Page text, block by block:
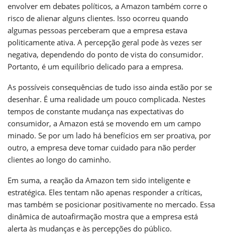
envolver em debates políticos, a Amazon também corre o
risco de alienar alguns clientes. Isso ocorreu quando
algumas pessoas perceberam que a empresa estava
politicamente ativa. A percepção geral pode às vezes ser
negativa, dependendo do ponto de vista do consumidor.
Portanto, é um equilíbrio delicado para a empresa.
As possíveis consequências de tudo isso ainda estão por se
desenhar. É uma realidade um pouco complicada. Nestes
tempos de constante mudança nas expectativas do
consumidor, a Amazon está se movendo em um campo
minado. Se por um lado há benefícios em ser proativa, por
outro, a empresa deve tomar cuidado para não perder
clientes ao longo do caminho.
Em suma, a reação da Amazon tem sido inteligente e
estratégica. Eles tentam não apenas responder a críticas,
mas também se posicionar positivamente no mercado. Essa
dinâmica de autoafirmação mostra que a empresa está
alerta às mudanças e às percepções do público.